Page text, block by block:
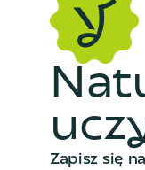
Nat
ucz
Zapisz się